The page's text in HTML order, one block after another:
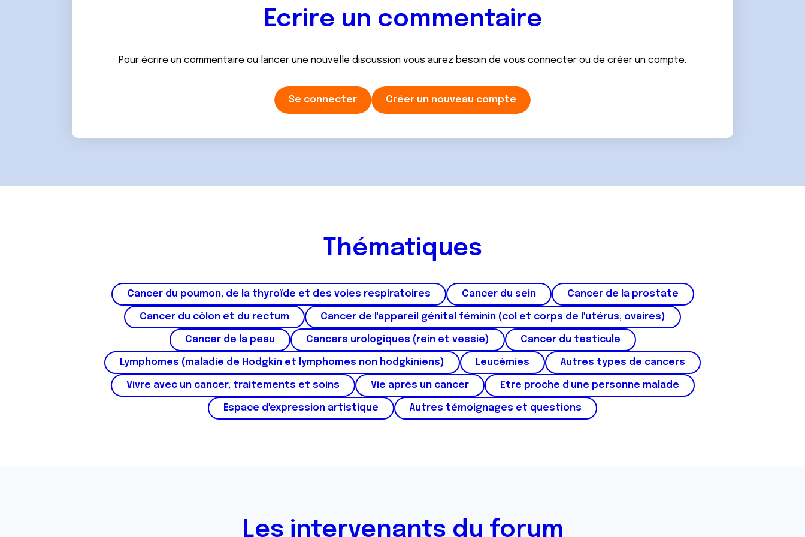
m
Ecrire un commentaire
Pour écrire un commentaire ou lancer une nouvelle discussion vous aurez besoin de vous connecter ou de créer un compte.
Se connecter Créer un nouveau compte
Thématiques
Cancer du poumon, de la thyroïde et des voies respiratoires Cancer du sein Cancer de la prostate
Cancer du côlon et du rectum Cancer de l'appareil génital féminin (col et corps de l'utérus, ovaires)
Cancer de la peau Cancers urologiques (rein et vessie) Cancer du testicule
Lymphomes (maladie de Hodgkin et lymphomes non hodgkiniens) Leucémies Autres types de cancers
Vivre avec un cancer, traitements et soins Vie après un cancer Etre proche d'une personne malade
Espace d'expression artistique Autres témoignages et questions
Les intervenants du forum